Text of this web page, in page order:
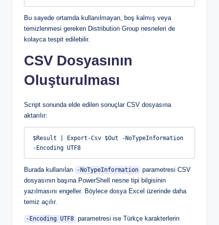
Bu sayede ortamda kullanılmayan, boş kalmış veya
temizlenmesi gereken Distribution Group nesneleri de
kolayca tespit edilebilir.
CSV Dosyasının
Oluşturulması
Script sonunda elde edilen sonuçlar CSV dosyasına
aktarılır:
$Result | Export-Csv $Out -NoTypeInformation
-Encoding UTF8
Burada kullanılan -NoTypeInformation parametresi CSV
dosyasının başına PowerShell nesne tipi bilgisinin
yazılmasını engeller. Böylece dosya Excel üzerinde daha
temiz açılır.
-Encoding UTF8 parametresi ise Türkçe karakterlerin